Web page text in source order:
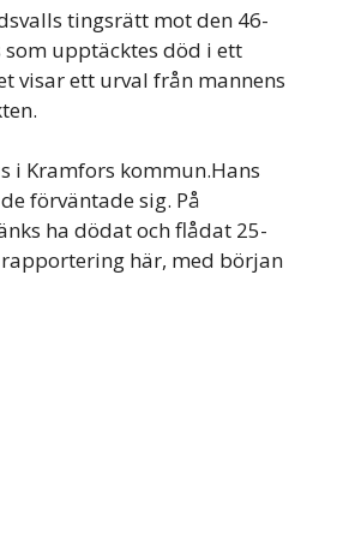
tingsrätt mot den 46-
upptäcktes död i ett
visar ett urval från mannens
i Kramfors kommun.Hans
förväntade sig. På
ha dödat och flådat 25-
här, med början